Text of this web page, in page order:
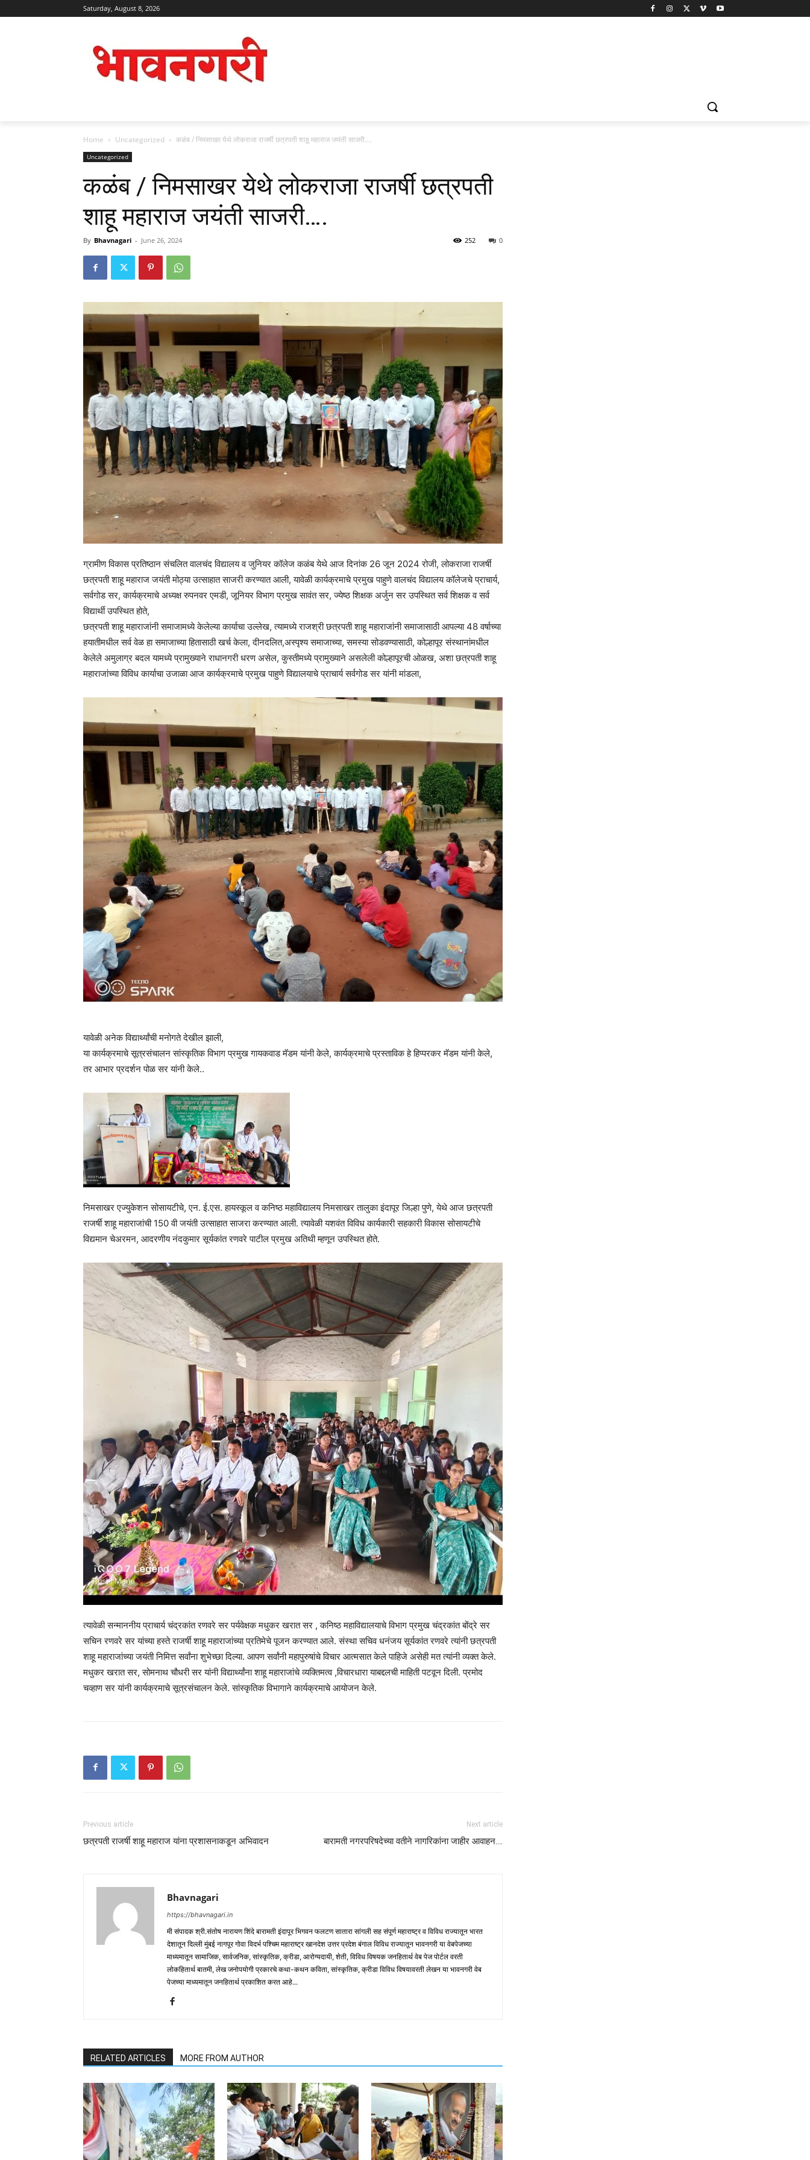
Saturday, August 8, 2026
Home Uncategorized कळंब / निमसाखर येथे लोकराजा राजर्षी छत्रपती शाहू महाराज जयंती साजरी….
Uncategorized
कळंब / निमसाखर येथे लोकराजा राजर्षी छत्रपती
शाहू महाराज जयंती साजरी….
By Bhavnagari - June 26, 2024 0
252
ग्रामीण विकास प्रतिष्ठान संचलित वालचंद विद्यालय व जुनियर कॉलेज कळंब येथे आज दिनांक 26 जून 2024 रोजी, लोकराजा राजर्षी
छत्रपती शाहू महाराज जयंती मोठ्या उत्साहात साजरी करण्यात आली, यावेळी कार्यक्रमाचे प्रमुख पाहुणे वालचंद विद्यालय कॉलेजचे प्राचार्य,
सर्वगोड सर, कार्यक्रमाचे अध्यक्ष रुपनवर एमडी, जूनियर विभाग प्रमुख सावंत सर, ज्येष्ठ शिक्षक अर्जुन सर उपस्थित सर्व शिक्षक व सर्व
विद्यार्थी उपस्थित होते,
छत्रपती शाहू महाराजांनी समाजामध्ये केलेल्या कार्याचा उल्लेख, त्यामध्ये राजश्री छत्रपती शाहू महाराजांनी समाजासाठी आपल्या 48 वर्षाच्या
हयातीमधील सर्व वेळ हा समाजाच्या हितासाठी खर्च केला, दीनदलित,अस्पृश्य समाजाच्या, समस्या सोडवण्यासाठी, कोल्हापूर संस्थानांमधील
केलेले अमुलाग्र बदल यामध्ये प्रामुख्याने राधानगरी धरण असेल, कुस्तीमध्ये प्रामुख्याने असलेली कोल्हापूरची ओळख, अशा छत्रपती शाहू
महाराजांच्या विविध कार्याचा उजाळा आज कार्यक्रमाचे प्रमुख पाहुणे विद्यालयाचे प्राचार्य सर्वगोड सर यांनी मांडला,
यावेळी अनेक विद्यार्थ्यांची मनोगते देखील झाली,
या कार्यक्रमाचे सूत्रसंचालन सांस्कृतिक विभाग प्रमुख गायकवाड मॅडम यांनी केले, कार्यक्रमाचे प्रस्ताविक हे हिप्परकर मॅडम यांनी केले,
तर आभार प्रदर्शन पोळ सर यांनी केले..
निमसाखर एज्युकेशन सोसायटीचे, एन. ई.एस. हायस्कूल व कनिष्ठ महाविद्यालय निमसाखर तालुका इंदापूर जिल्हा पुणे, येथे आज छत्रपती
राजर्षी शाहू महाराजांची 150 वी जयंती उत्साहात साजरा करण्यात आली. त्यावेळी यशवंत विविध कार्यकारी सहकारी विकास सोसायटीचे
विद्यमान चेअरमन, आदरणीय नंदकुमार सूर्यकांत रणवरे पाटील प्रमुख अतिथी म्हणून उपस्थित होते.
त्यावेळी सन्माननीय प्राचार्य चंद्रकांत रणवरे सर पर्यवेक्षक मधुकर खरात सर , कनिष्ठ महाविद्यालयाचे विभाग प्रमुख चंद्रकांत बोंद्रे सर
सचिन रणवरे सर यांच्या हस्ते राजर्षी शाहू महाराजांच्या प्रतिमेचे पूजन करण्यात आले. संस्था सचिव धनंजय सूर्यकांत रणवरे त्यांनी छत्रपती
शाहू महाराजांच्या जयंती निमित्त सर्वांना शुभेच्छा दिल्या. आपण सर्वांनी महापुरुषांचे विचार आत्मसात केले पाहिजे असेही मत त्यांनी व्यक्त केले.
मधुकर खरात सर, सोमनाथ चौधरी सर यांनी विद्यार्थ्यांना शाहू महाराजांचे व्यक्तिमत्व ,विचारधारा याबद्दलची माहिती पटवून दिली. प्रमोद
चव्हाण सर यांनी कार्यक्रमाचे सूत्रसंचालन केले. सांस्कृतिक विभागाने कार्यक्रमाचे आयोजन केले.
Previous article
छत्रपती राजर्षी शाहू महाराज यांना प्रशासनाकडून अभिवादन
Next article
बारामती नगरपरिषदेच्या वतीने नागरिकांना जाहीर आवाहन….
Bhavnagari
https://bhavnagari.in
मी संपादक श्री.संतोष नारायण शिंदे बारामती इंदापूर भिगवन फलटण सातारा सांगली सह संपूर्ण महाराष्ट्र व विविध राज्यातून भारत
देशातून दिल्ली मुंबई नागपूर गोवा विदर्भ पश्चिम महाराष्ट्र खानदेश उत्तर प्रदेश बंगाल विविध राज्यातून भावनगरी या वेबपेजच्या
माध्यमातून सामाजिक, सार्वजनिक, सांस्कृतिक, क्रीडा, आरोग्यदायी, शेती, विविध विषयक जनहितार्थ वेब पेज पोर्टल वरती
लोकहितार्थ बातमी, लेख जनोपयोगी प्रकारचे कथा-कथन कविता, सांस्कृतिक, क्रीडा विविध विषयावरती लेखन या भावनगरी वेब
पेजच्या माध्यमातून जनहितार्थ प्रकाशित करत आहे...
RELATED ARTICLES MORE FROM AUTHOR